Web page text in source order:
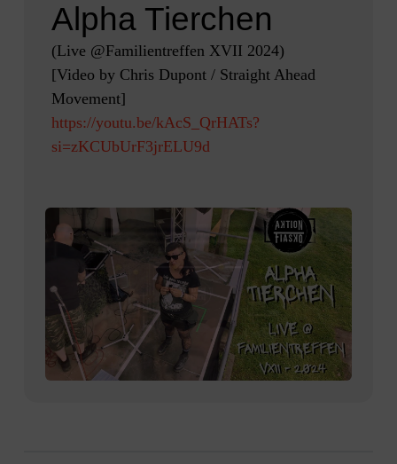
Alpha Tierchen
(Live @Familientreffen XVII 2024)
[Video by Chris Dupont / Straight Ahead
Movement]
https://youtu.be/kAcS_QrHATs?
si=zKCUbUrF3jrELU9d